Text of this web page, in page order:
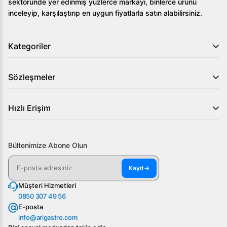
Dizaynı sayesinde dar ve sınırlı alanlarda kullanımı idealdir;
uygundur.
dondurucu arıyorsanız, Öztiryakiler Tek Kapılı Slim Derin
sitemizden iletişim formunu doldurun.
sektöründe yer edinmiş yüzlerce markayı, binlerce ürünü
inceleyip, karşılaştırıp en uygun fiyatlarla satın alabilirsiniz.
Kategoriler
Sözleşmeler
Hızlı Erişim
Bültenimize Abone Olun
Kayıt→
Müşteri Hizmetleri
0850 307 49 56
E-posta
info@arigastro.com